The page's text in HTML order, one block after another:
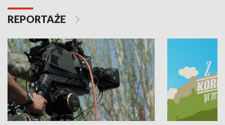
REPORTAŻE